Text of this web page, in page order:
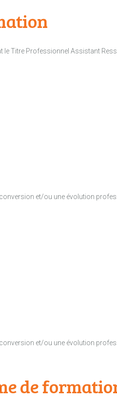
le Titre Professionnel Assistant
et/ou une évolution
et/ou une évolution
de